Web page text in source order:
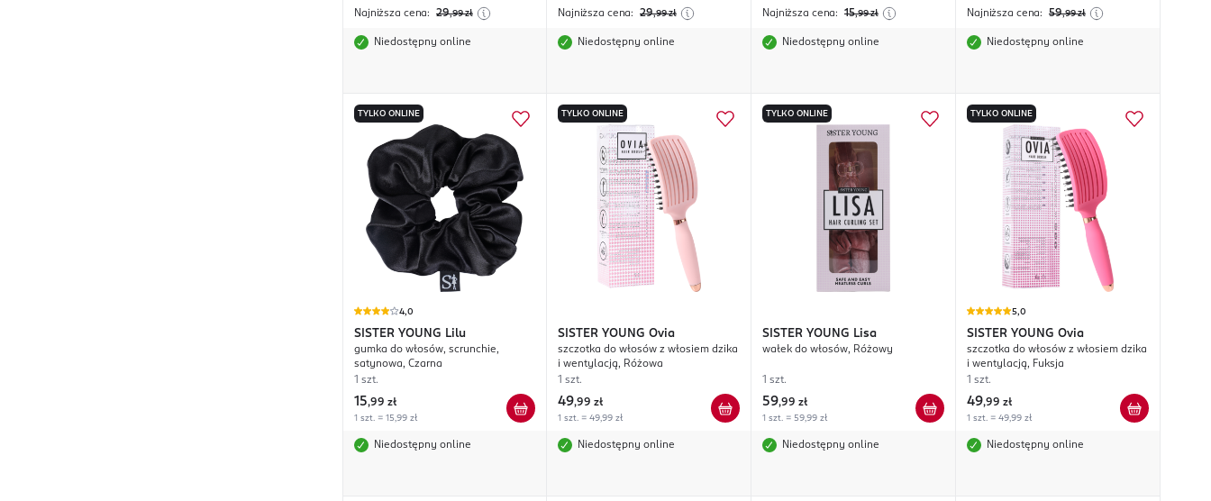
Najniższa cena: 29,99 zł
Niedostępny online
Najniższa cena: 29,99 zł
Niedostępny online
Najniższa cena: 15,99 zł
Niedostępny online
Najniższa cena: 59,99 zł
Niedostępny online
TYLKO ONLINE
4,0
SISTER YOUNG Lilu
gumka do włosów, scrunchie,
satynowa, Czarna
1 szt.
15,99 zł
1 szt. = 15,99 zł
Niedostępny online
TYLKO ONLINE
SISTER YOUNG Ovia
szczotka do włosów z włosiem dzika
i wentylacją, Różowa
1 szt.
49,99 zł
1 szt. = 49,99 zł
Niedostępny online
TYLKO ONLINE
SISTER YOUNG Lisa
wałek do włosów, Różowy
1 szt.
59,99 zł
1 szt. = 59,99 zł
Niedostępny online
TYLKO ONLINE
5,0
SISTER YOUNG Ovia
szczotka do włosów z włosiem dzika
i wentylacją, Fuksja
1 szt.
49,99 zł
1 szt. = 49,99 zł
Niedostępny online